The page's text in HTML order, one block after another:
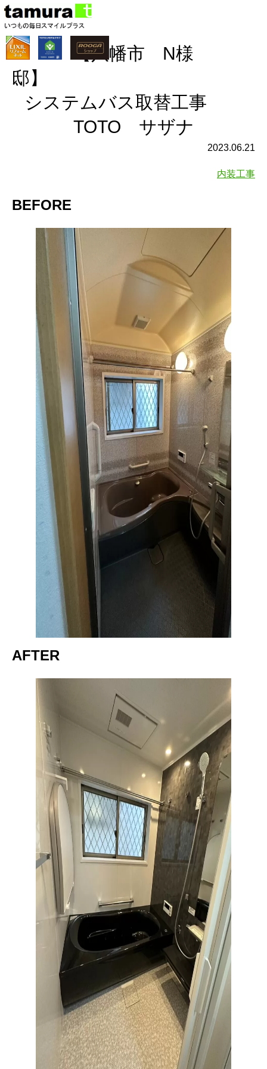
【八幡市 N様
邸
システムバス取替工事
TOTO サザナ
2023.06.21
内装工事
BEFORE
AFTER